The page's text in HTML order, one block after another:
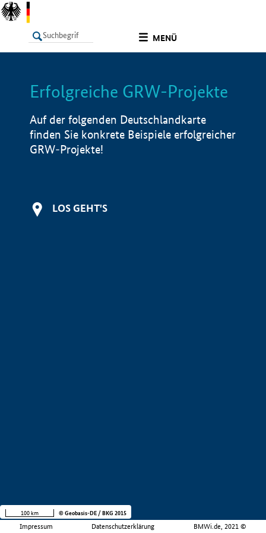
MENÜ
LISTE Info
Erfolgreiche GRW-Projekte
Auf der folgenden Deutschlandkarte
finden Sie konkrete Beispiele erfolgreicher
GRW-Projekte!
LOS GEHT'S
Impressum Datenschutzerklärung BMWi.de, 2021 ©
100 km © Geobasis-DE / BKG 2015